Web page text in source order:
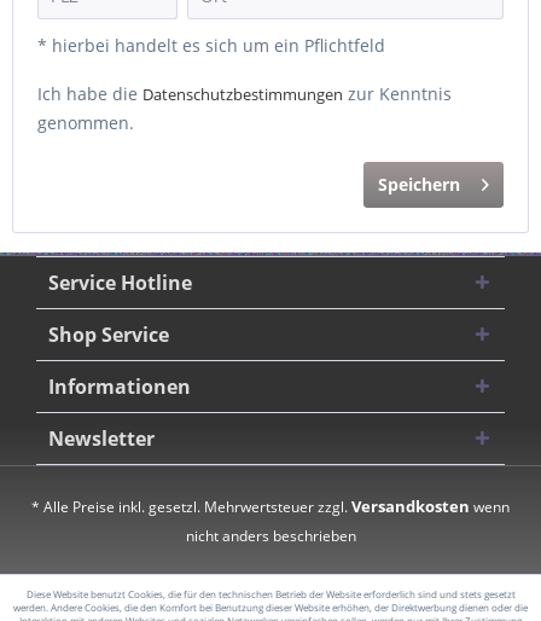
* hierbei handelt es sich um ein Pflichtfeld
Ich habe die Datenschutzbestimmungen zur Kenntnis
genommen.
Speichern
Service Hotline
Shop Service
Informationen
Newsletter
* Alle Preise inkl. gesetzl. Mehrwertsteuer zzgl.Versandkosten wenn
nicht anders beschrieben
Diese Website benutzt Cookies, die für den technischen Betrieb der Website erforderlich sind und stets gesetzt
werden. Andere Cookies, die den Komfort bei Benutzung dieser Website erhöhen, der Direktwerbung dienen oder die